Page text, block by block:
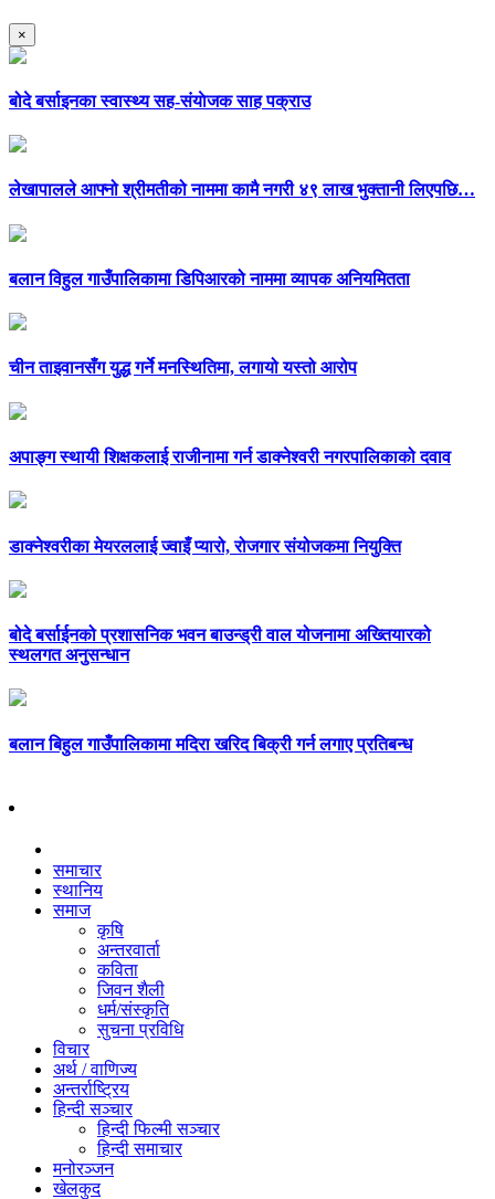
×
बोदे बर्साइनका स्वास्थ्य सह-संयाेजक साह पक्राउ
लेखापालले आफ्नो श्रीमतीको नाममा कामै नगरी ४९ लाख भुक्तानी लिएपछि…
बलान विहुल गाउँपालिकामा डिपिआरको नाममा व्यापक अनियमितता
चीन ताइवानसँग युद्ध गर्ने मनस्थितिमा, लगायो यस्तो आरोप
अपाङ्ग स्थायी शिक्षकलाई राजीनामा गर्न डाक्नेश्वरी नगरपालिकाको दवाव
डाक्नेश्वरीका मेयरललाई ज्वाइँ प्यारो, रोजगार संयोजकमा नियुक्ति
बोदे बर्साईनको प्रशासनिक भवन बाउन्ड्री वाल योजनामा अख्तियारको
स्थलगत अनुसन्धान
बलान बिहुल गाउँपालिकामा मदिरा खरिद बिक्री गर्न लगाए प्रतिबन्ध
समाचार
स्थानिय
समाज
कृषि
अन्तरवार्ता
कविता
जिवन शैली
धर्म/संस्कृति
सुचना प्रविधि
विचार
अर्थ / वाणिज्य
अन्तर्राष्ट्रिय
हिन्दी सञ्‍चार
हिन्दी फिल्मी सञ्‍चार
हिन्दी समाचार
मनोरञ्‍जन
खेलकुद